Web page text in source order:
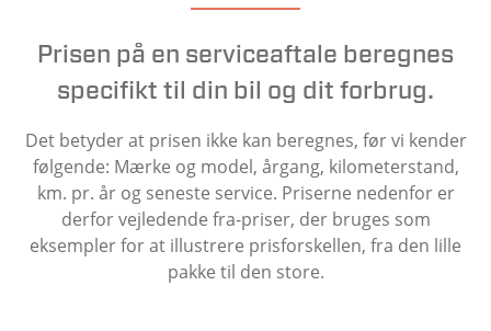
Prisen på en serviceaftale beregnes
specifikt til din bil og dit forbrug.
Det betyder at prisen ikke kan beregnes, før vi kender
følgende: Mærke og model, årgang, kilometerstand,
km. pr. år og seneste service. Priserne nedenfor er
derfor vejledende fra-priser, der bruges som
eksempler for at illustrere prisforskellen, fra den lille
pakke til den store.